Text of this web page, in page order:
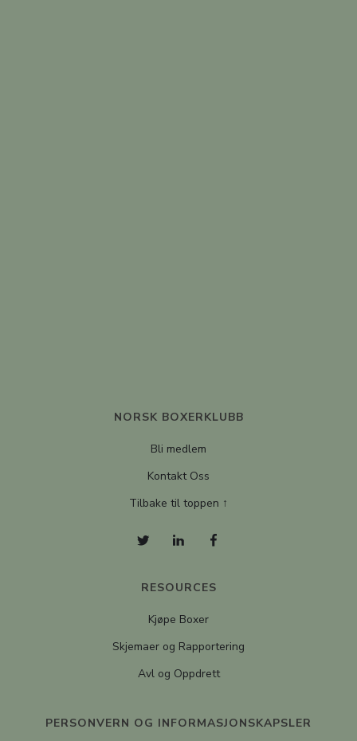
NORSK BOXERKLUBB
Bli medlem
Kontakt Oss
Tilbake til toppen ↑
RESOURCES
Kjøpe Boxer
Skjemaer og Rapportering
Avl og Oppdrett
PERSONVERN OG INFORMASJONSKAPSLER